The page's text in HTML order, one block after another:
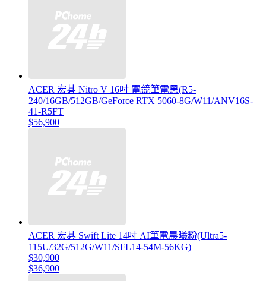
ACER 宏碁 Nitro V 16吋 電競筆電黑(R5-
240/16GB/512GB/GeForce RTX 5060-8G/W11/ANV16S-
41-R5FT
$56,900
ACER 宏碁 Swift Lite 14吋 AI筆電晨曦粉(Ultra5-
115U/32G/512G/W11/SFL14-54M-56KG)
$30,900
$36,900